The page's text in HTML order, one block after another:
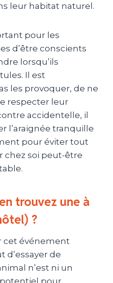
leur habitat naturel.
pour les
d’être conscients
lorsqu’ils
Il est
les provoquer, de ne
respecter leur
accidentelle, il
l’araignée tranquille
pour éviter tout
chez soi peut-être
trouvez une à
?
cet événement
de
n’est ni un
pour